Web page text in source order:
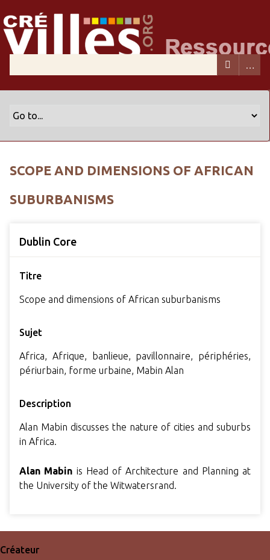
SCOPE AND DIMENSIONS OF AFRICAN
SUBURBANISMS
Dublin Core
Titre
Scope and dimensions of African suburbanisms
Sujet
Africa, Afrique, banlieue, pavillonnaire, périphéries,
périurbain, forme urbaine, Mabin Alan
Description
Alan Mabin discusses the nature of cities and suburbs
in Africa.
Alan Mabin is Head of Architecture and Planning at
the University of the Witwatersrand.
Créateur